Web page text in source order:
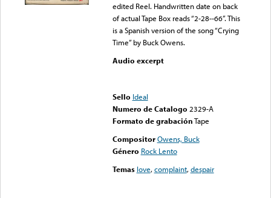
edited Reel. Handwritten date on back
of actual Tape Box reads “2-28--66”. This
is a Spanish version of the song “Crying
Time” by Buck Owens.
Audio excerpt
Sello Ideal
Numero de Catalogo 2329-A
Formato de grabaciónTape
Compositor Owens, Buck
Género Rock Lento
Temas love,complaint,despair